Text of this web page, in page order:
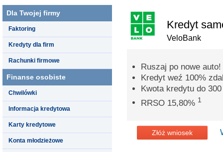
Dla Twojej firmy
Faktoring
Kredyty dla firm
Rachunki firmowe
Finanse osobiste
Chwilówki
Informacja kredytowa
Karty kredytowe
Konta młodzieżowe
Kredyt
VeloBank
Ruszaj po nowe auto!
Kredyt weź 100%
Kwota kredytu do 300
RRSO 15,80% 1
Złóż wniosek